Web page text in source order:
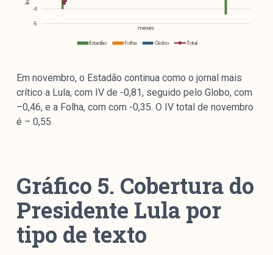
Em novembro, o Estadão continua como o jornal mais
crítico a Lula, com IV de -0,81, seguido pelo Globo, com
–0,46, e a Folha, com com -0,35. O IV total de novembro
é – 0,55.
Gráfico 5. Cobertura do
Presidente Lula por
tipo de texto